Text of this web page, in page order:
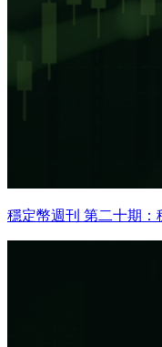
穩定幣週刊 第二十期